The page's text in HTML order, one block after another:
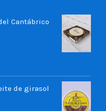
Cantábrico
de girasol